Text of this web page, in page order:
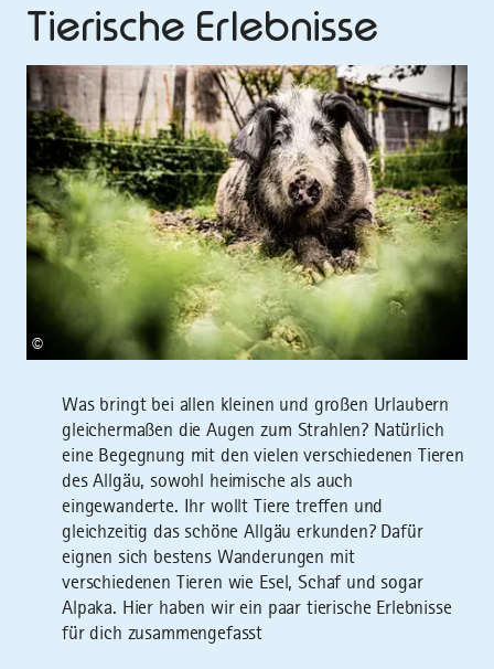
Tierische Erlebnisse
©
Was bringt bei allen kleinen und großen Urlaubern
gleichermaßen die Augen zum Strahlen? Natürlich
eine Begegnung mit den vielen verschiedenen Tieren
des Allgäu, sowohl heimische als auch
eingewanderte. Ihr wollt Tiere treffen und
gleichzeitig das schöne Allgäu erkunden? Dafür
eignen sich bestens Wanderungen mit
verschiedenen Tieren wie Esel, Schaf und sogar
Alpaka. Hier haben wir ein paar tierische Erlebnisse
für dich zusammengefasst